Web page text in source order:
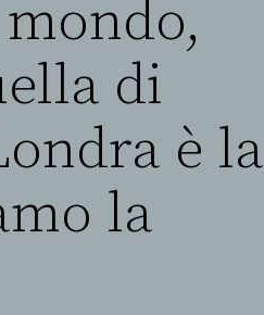
di
è la
la